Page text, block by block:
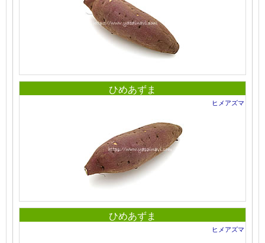
ひめあずま
ヒメアズマ
ひめあずま
ヒメアズマ